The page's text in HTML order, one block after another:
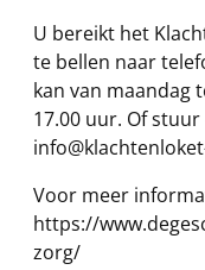
U bereikt het
te bellen naar
kan van maandag
17.00 uur. Of
Voor meer
https://
zorg/